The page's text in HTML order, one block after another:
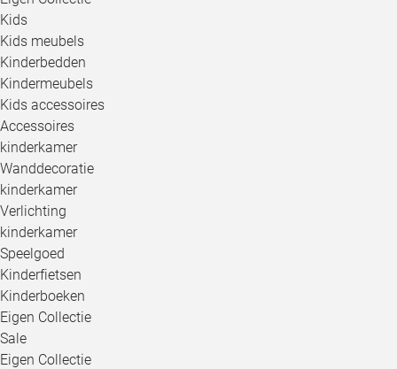
Kids
Kids meubels
Kinderbedden
Kindermeubels
Kids accessoires
Accessoires
kinderkamer
Wanddecoratie
kinderkamer
Verlichting
kinderkamer
Speelgoed
Kinderfietsen
Kinderboeken
Eigen Collectie
Sale
Eigen Collectie